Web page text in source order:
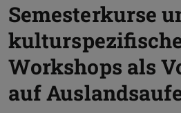
Semesterkurse
Workshops als
auf